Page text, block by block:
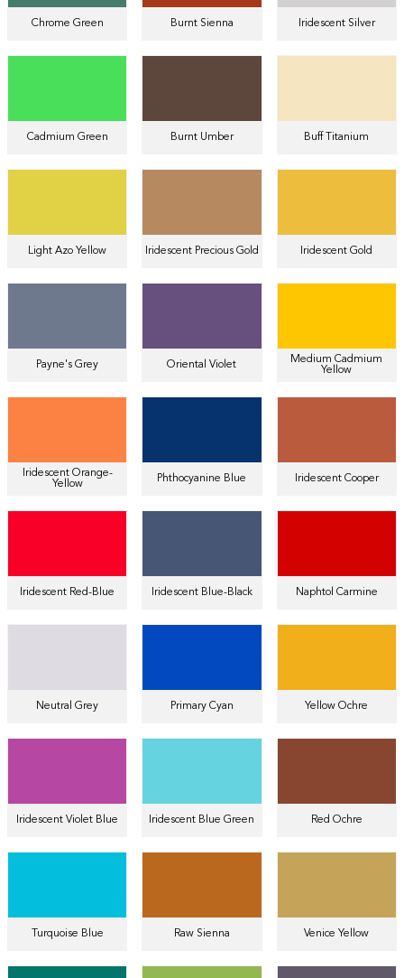
Chrome Green Burnt Sienna Iridescent Silver
Cadmium Green Burnt Umber Buff Titanium
Light Azo Yellow Iridescent Precious Gold Iridescent Gold
Payne's Grey Oriental Violet
Medium Cadmium
Yellow
Iridescent Orange-
Yellow
Phthocyanine Blue Iridescent Cooper
Iridescent Red-Blue Iridescent Blue-Black Naphtol Carmine
Neutral Grey Primary Cyan Yellow Ochre
Iridescent Violet Blue Iridescent Blue Green Red Ochre
Turquoise Blue Raw Sienna Venice Yellow